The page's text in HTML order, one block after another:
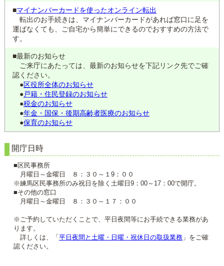
■マイナンバーカードを使ったオンライン転出
転出のお手続きは、マイナンバーカードがあれば窓口に足を
運ばなくても、ご自宅から簡単にできるのでおすすめの方法で
す。
■最新のお知らせ
ご来庁にあたっては、最新のお知らせを下記リンク先でご確
認ください。
●区役所全体のお知らせ
●戸籍・住民登録のお知らせ
●税金のお知らせ
●年金・国保・後期高齢者医療のお知らせ
●保育のお知らせ
開庁日時
■区民事務所
月曜日～金曜日 ８：３０～１9：００
※練馬区民事務所のみ祝日を除く土曜日9：00～17：00で開庁。
■その他の窓口
月曜日～金曜日 ８：３０～１７：００
※ご予約していただくことで、平日夜間等にお手続できる業務があ
ります。
詳しくは、「 平日夜間と土曜・日曜・祝休日の取扱業務」をご確
認ください。